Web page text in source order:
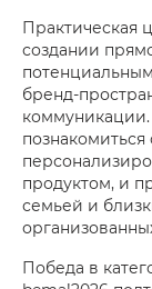
Практическая
создании
бренд-
продуктом, и
семьей и
Победа в